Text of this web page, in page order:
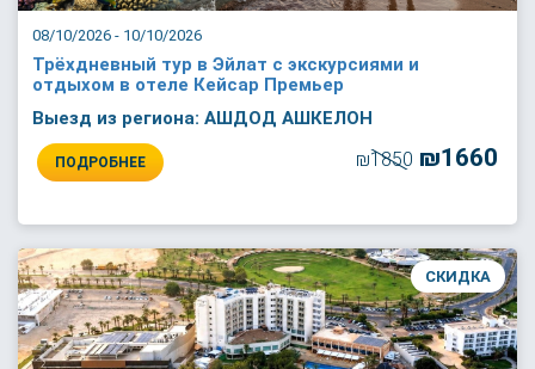
08/10/2026 - 10/10/2026
Трёхдневный тур в Эйлат с экскурсиями и
отдыхом в отеле Кейсар Премьер
Выезд из региона: АШДОД АШКЕЛОН
ПОДРОБНЕЕ ₪1850 ₪1660
СКИДКА